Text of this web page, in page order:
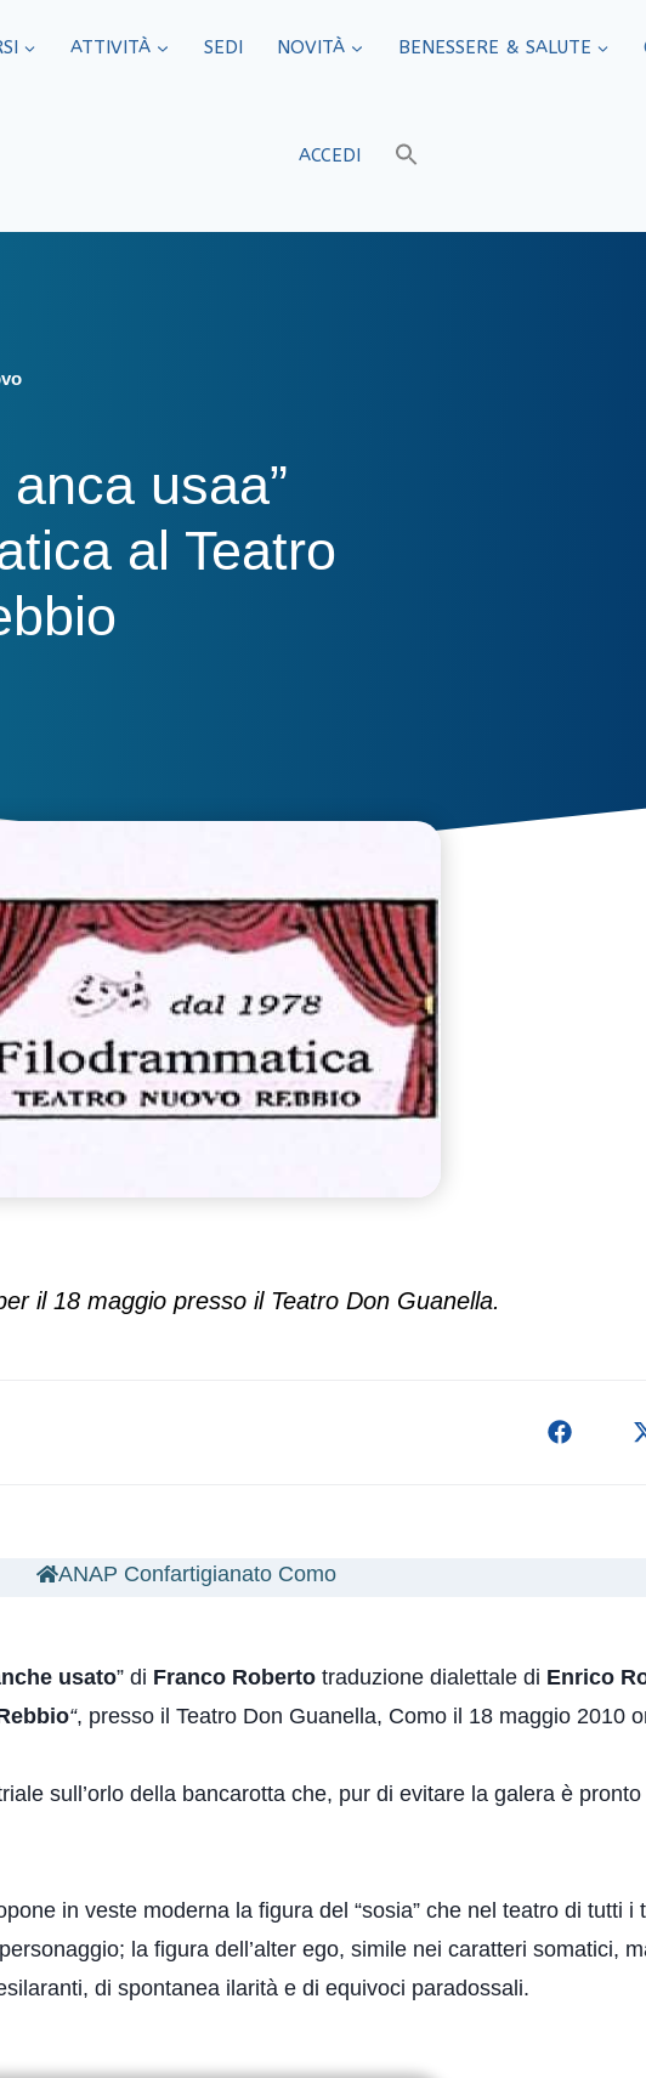
ATTIVITÀ SEDI​ NOVITÀ BENESSERE & SALUTE
ACCEDI
usaa”
al Teatro
il 18 maggio presso il Teatro Don Guanella.
ANAP Confartigianato Como
usato” di Franco Roberto traduzione dialettale di Enrico
“, presso il Teatro Don Guanella, Como il 18 maggio 2010
sull’orlo della bancarotta che, pur di evitare la galera è
in veste moderna la figura del “sosia” che nel teatro di tutti i
la figura dell’alter ego, simile nei caratteri somatici,
di spontanea ilarità e di equivoci paradossali.